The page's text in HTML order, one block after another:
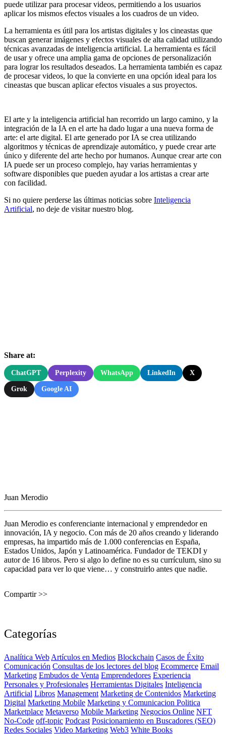
puede utilizar para procesar videos, permitiendo a los usuarios
aplicar los mismos efectos visuales a los cuadros de un video.
La herramienta es útil para los artistas digitales y los cineastas que
buscan generar imágenes y efectos visuales de alta calidad utilizando
técnicas avanzadas de inteligencia artificial. La herramienta es fácil
de usar y ofrece una amplia gama de opciones de personalización
para lograr los resultados deseados. La herramienta también es capaz
de procesar videos, lo que la convierte en una opción ideal para los
cineastas que buscan aplicar efectos visuales a sus proyectos.
El arte y la inteligencia artificial han recorrido un largo camino, y la
integración de la IA en el arte ha dado lugar a una nueva forma de
arte: el arte digital. El arte generado por IA se crea utilizando
algoritmos y técnicas de aprendizaje automático, y puede crear arte
único y diferente del arte hecho por humanos. Aunque crear arte con
IA puede ser un proceso complejo, hay varias herramientas y
software disponibles que pueden ayudar a los artistas a crear arte
con facilidad.
Si no quiere perderse las últimas noticias sobre Inteligencia
Artificial, no deje de visitar nuestro blog.
Share at:
ChatGPT Perplexity WhatsApp LinkedIn X
Grok Google AI
Juan Merodio
Juan Merodio es conferenciante internacional y emprendedor en
innovación, IA y negocio. Con más de 20 años creando y liderando
empresas, ha impartido más de 1.000 conferencias en España,
Estados Unidos, Japón y Latinoamérica. Fundador de TEKDI y
autor de 16 libros. Pero si algo lo define no es su currículum, sino su
capacidad para ver lo que viene… y construirlo antes que nadie.
Compartir >>
Categorías
Analítica Web Artículos en Medios Blockchain Casos de Éxito
Comunicación Consultas de los lectores del blog Ecommerce Email
Marketing Embudos de Venta Emprendedores Experiencia
Personales y Profesionales Herramientas Digitales Inteligencia
Artificial Libros Management Marketing de Contenidos Marketing
Digital Marketing Mobile Marketing y Comunicacion Politica
Marketplace Metaverso Mobile Marketing Negocios Online NFT
No-Code off-topic Podcast Posicionamiento en Buscadores (SEO)
Redes Sociales Video Marketing Web3 White Books